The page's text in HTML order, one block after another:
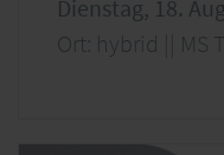
Dienstag, 18.
Ort: hybrid || MS